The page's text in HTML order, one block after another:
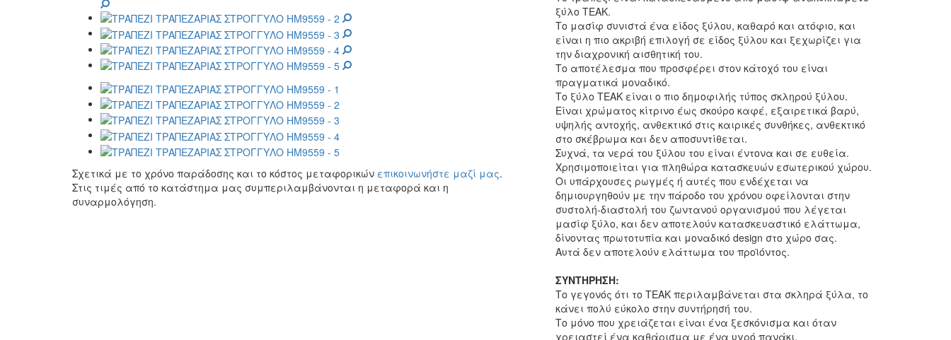
Σχετικά με το χρόνο παράδοσης και το κόστος μεταφορικών επικοινωνήστε μαζί μας.
Στις τιμές από το κατάστημα μας συμπεριλαμβάνονται η μεταφορά και η
συναρμολόγηση.
ξύλο ΤΕΑΚ.
Το μασίφ συνιστά ένα είδος ξύλου, καθαρό και ατόφιο, και
είναι η πιο ακριβή επιλογή σε είδος ξύλου και ξεχωρίζει για
την διαχρονική αισθητική του.
Το αποτέλεσμα που προσφέρει στον κάτοχό του είναι
πραγματικά μοναδικό.
Το ξύλο ΤΕΑΚ είναι ο πιο δημοφιλής τύπος σκληρού ξύλου.
Είναι χρώματος κίτρινο έως σκούρο καφέ, εξαιρετικά βαρύ,
υψηλής αντοχής, ανθεκτικό στις καιρικές συνθήκες, ανθεκτικό
στο σκέβρωμα και δεν αποσυντίθεται.
Συχνά, τα νερά του ξύλου του είναι έντονα και σε ευθεία.
Χρησιμοποιείται για πληθώρα κατασκευών εσωτερικού χώρου.
Οι υπάρχουσες ρωγμές ή αυτές που ενδέχεται να
δημιουργηθούν με την πάροδο του χρόνου οφείλονται στην
συστολή-διαστολή του ζωντανού οργανισμού που λέγεται
μασίφ ξύλο, και δεν αποτελούν κατασκευαστικό ελάττωμα,
δίνοντας πρωτοτυπία και μοναδικό design στο χώρο σας.
Αυτά δεν αποτελούν ελάττωμα του προϊόντος.
ΣΥΝΤΗΡΗΣΗ:
Το γεγονός ότι το ΤΕΑΚ περιλαμβάνεται στα σκληρά ξύλα, το
κάνει πολύ εύκολο στην συντήρησή του.
Το μόνο που χρειάζεται είναι ένα ξεσκόνισμα και όταν
χρειαστεί ένα καθάρισμα με ένα υγρό πανάκι.